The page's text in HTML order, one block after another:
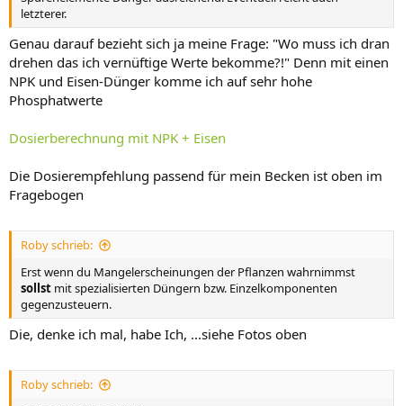
letzterer.
Genau darauf bezieht sich ja meine Frage: "Wo muss ich dran
drehen das ich vernüftige Werte bekomme?!" Denn mit einen
NPK und Eisen-Dünger komme ich auf sehr hohe
Phosphatwerte
Dosierberechnung mit NPK + Eisen
Die Dosierempfehlung passend für mein Becken ist oben im
Fragebogen
Roby schrieb:
Erst wenn du Mangelerscheinungen der Pflanzen wahrnimmst
sollst mit spezialisierten Düngern bzw. Einzelkomponenten
gegenzusteuern.
Die, denke ich mal, habe Ich, ...siehe Fotos oben
Roby schrieb: